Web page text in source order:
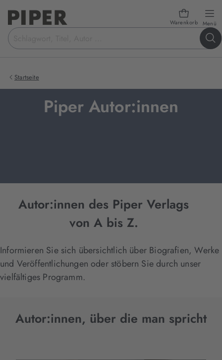
Warenkorb Menü
Suchbegriff
eingeben
Startseite
Piper Autor:innen
Autor:innen des Piper Verlags
von A bis Z.
Informieren Sie sich übersichtlich über Biografien, Werke
und Veröffentlichungen oder stöbern Sie durch unser
vielfältiges Programm.
Autor:innen, über die man spricht